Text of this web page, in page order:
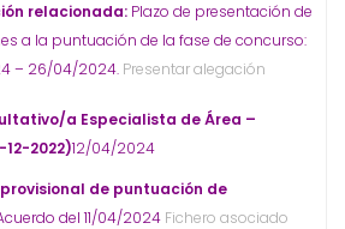
relacionada: Plazo de presentación de
a la puntuación de la fase de concurso:
– 26/04/2024. Presentar alegación
a Especialista de Área –
2022)12/04/2024
de puntuación de
del 11/04/2024 Fichero asociado